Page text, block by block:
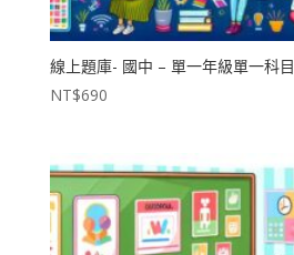
線上題庫- 國中 – 單一年級單一科目
NT$690